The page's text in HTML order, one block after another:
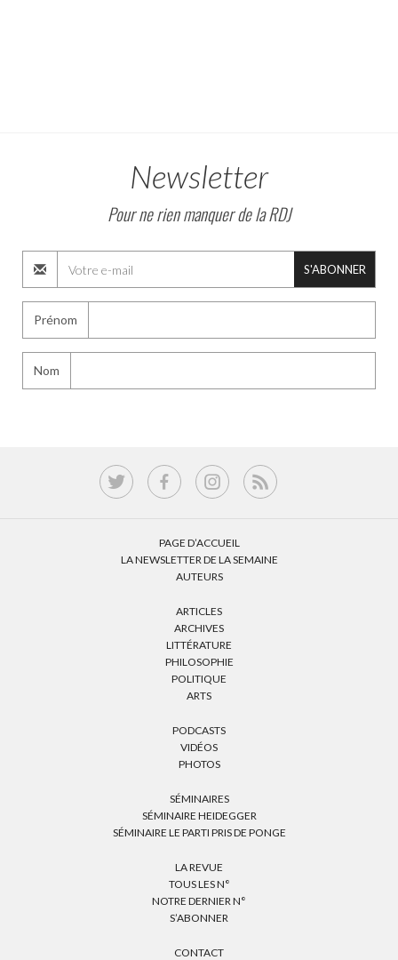
Newsletter
Pour ne rien manquer de la RDJ
S'ABONNER
Prénom
Nom
PAGE D’ACCUEIL
LA NEWSLETTER DE LA SEMAINE
AUTEURS
ARTICLES
ARCHIVES
LITTÉRATURE
PHILOSOPHIE
POLITIQUE
ARTS
PODCASTS
VIDÉOS
PHOTOS
SÉMINAIRES
SÉMINAIRE HEIDEGGER
SÉMINAIRE LE PARTI PRIS DE PONGE
LA REVUE
TOUS LES N°
NOTRE DERNIER N°
S’ABONNER
CONTACT